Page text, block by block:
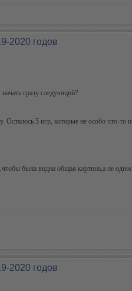
2020 годов
сразу следующий?
5 игр, которые не особо что-то
была видна общая картина,а не
2020 годов